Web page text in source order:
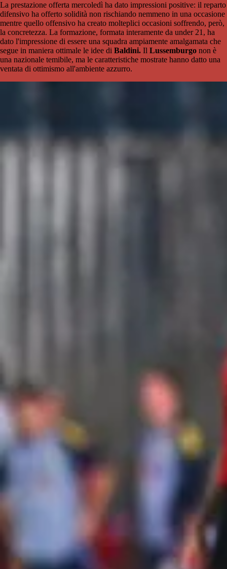
La prestazione offerta mercoledì ha dato impressioni positive: il reparto
difensivo ha offerto solidità non rischiando nemmeno in una occasione
mentre quello offensivo ha creato molteplici occasioni soffrendo, però,
la concretezza. La formazione, formata interamente da under 21, ha
dato l'impressione di essere una squadra ampiamente amalgamata che
segue in maniera ottimale le idee di Baldini. Il Lussemburgo non è
una nazionale temibile, ma le caratteristiche mostrate hanno datto una
ventata di ottimismo all'ambiente azzurro.